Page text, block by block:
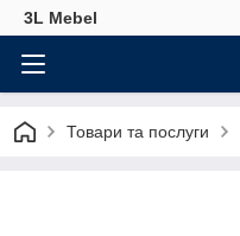
3L Mebel
Товари та послуги